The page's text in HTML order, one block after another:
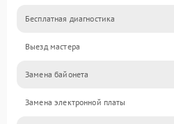
Бесплатная диагностика
Выезд мастера
Замена байонета
Замена электронной платы